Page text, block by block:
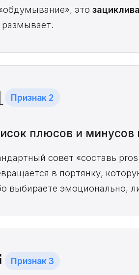
это
размывает.
Признак 2
плюсов и минусов
совет «составь
в портянку,
выбираете эмоционально,
Признак 3